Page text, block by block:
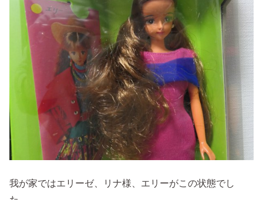
我が家ではエリーゼ、リナ様、エリーがこの状態でし